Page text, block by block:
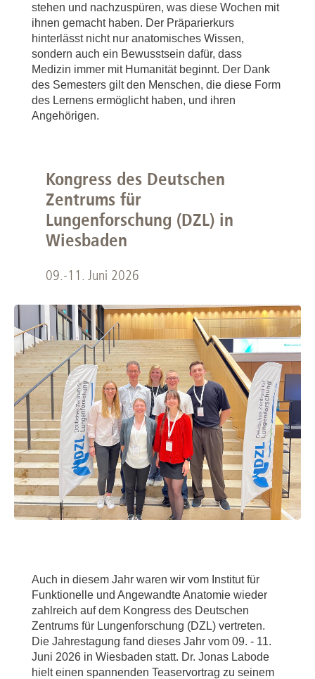
stehen und nachzuspüren, was diese Wochen mit
ihnen gemacht haben. Der Präparierkurs
hinterlässt nicht nur anatomisches Wissen,
sondern auch ein Bewusstsein dafür, dass
Medizin immer mit Humanität beginnt. Der Dank
des Semesters gilt den Menschen, die diese Form
des Lernens ermöglicht haben, und ihren
Angehörigen.
Kongress des Deutschen
Zentrums für
Lungenforschung (DZL) in
Wiesbaden
09.-11. Juni 2026
Auch in diesem Jahr waren wir vom Institut für
Funktionelle und Angewandte Anatomie wieder
zahlreich auf dem Kongress des Deutschen
Zentrums für Lungenforschung (DZL) vertreten.
Die Jahrestagung fand dieses Jahr vom 09. - 11.
Juni 2026 in Wiesbaden statt. Dr. Jonas Labode
hielt einen spannenden Teaservortrag zu seinem